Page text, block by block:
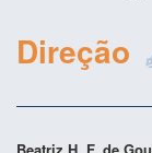
Direção
Beatriz H. F. de